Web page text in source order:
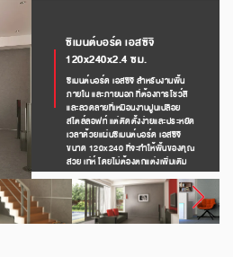
ซีเมนต์บอร์ด เอสซีจี
120x240x2.4 ซม.
ซีเมนต์บอร์ด เอสซีจี สำหรับงานพื้น
ภายใน และภายนอก ที่ต้องการโชว์สี
และลวดลายที่เหมือนงานปูนเปลือย
สไตล์ลอฟท์ แต่ติดตั้งง่ายและประหยัด
เวลาด้วยแผ่นซีเมนต์บอร์ด เอสซีจี
ขนาด 120x240 ที่จะทำให้พื้นของคุณ
สวย เท่ห์ โดยไม่ต้องตกแต่งเพิ่มเติม